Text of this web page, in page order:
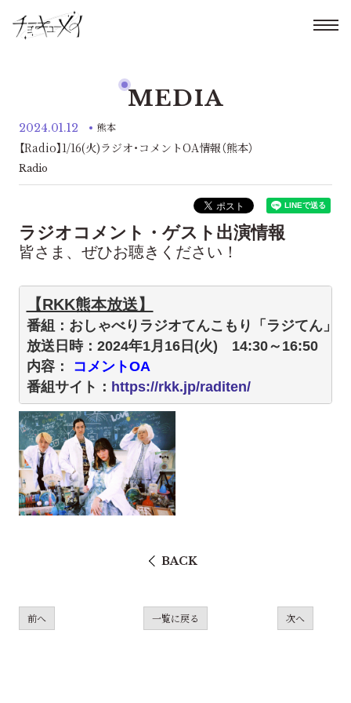
MEDIA
2024.01.12 熊本
【Radio】1/16(火)ラジオ・コメントOA情報（熊本）
Radio
ラジオコメント・ゲスト出演情報
皆さま、ぜひお聴きください！
【RKK熊本放送】
番組：おしゃべりラジオてんこもり「ラジてん」
放送日時：2024年1月16日(火)　14:30～16:50
内容：
コメントOA
番組サイト： https://rkk.jp/raditen/
BACK
前へ 一覧に戻る 次へ